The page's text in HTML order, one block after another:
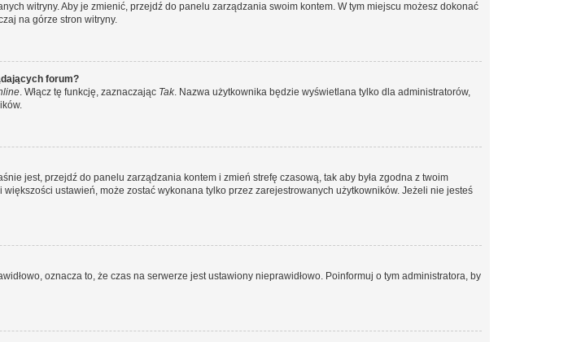
witryny. Aby je zmienić, przejdź do panelu zarządzania swoim kontem. W tym miejscu możesz dokonać
na górze stron witryny.
forum?
. Włącz tę funkcję, zaznaczając Tak. Nazwa użytkownika będzie wyświetlana tylko dla administratorów,
jest, przejdź do panelu zarządzania kontem i zmień strefę czasową, tak aby była zgodna z twoim
ustawień, może zostać wykonana tylko przez zarejestrowanych użytkowników. Jeżeli nie jesteś
oznacza to, że czas na serwerze jest ustawiony nieprawidłowo. Poinformuj o tym administratora, by